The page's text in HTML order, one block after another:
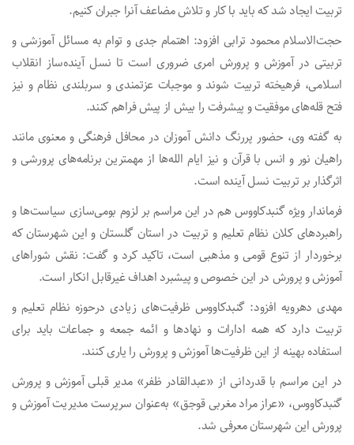
تربیت ایجاد شد که باید با کار و تلاش مضاعف آنرا جبران کنیم.
حجت‌الاسلام محمود ترابی افزود: اهتمام جدی و توام به مسائل آموزشی و
تربیتی در آموزش و پرورش امری ضروری است تا نسل آینده‌ساز انقلاب
اسلامی، فرهیخته تربیت شوند و موجبات عزتمندی و سربلندی نظام و نیز
فتح قله‌های موفقیت و پیشرفت را بیش از پیش فراهم کنند.
به گفته وی، حضور پررنگ دانش آموزان در محافل فرهنگی و معنوی مانند
راهیان نور و انس با قرآن و نیز ایام الله‌ها از مهمترین برنامه‌های پرورشی و
اثرگذار بر تربیت نسل آینده است.
فرماندار ویژه گنبدکاووس هم در این مراسم بر لزوم بومی‌سازی سیاست‌ها و
راهبردهای کلان نظام تعلیم و تربیت در استان گلستان و این شهرستان که
برخوردار از تنوع قومی و مذهبی است، تاکید کرد و گفت: نقش شوراهای
آموزش و پرورش در این خصوص و پیشبرد اهداف غیرقابل انکار است.
مهدی دهرویه افزود: گنبدکاووس ظرفیت‌های زیادی درحوزه نظام تعلیم و
تربیت دارد که همه ادارات و نهادها و ائمه جمعه و جماعات باید برای
استفاده بهینه از این ظرفیت‌ها آموزش و پرورش را یاری کنند.
در این مراسم با قدردانی از «عبدالقادر ظفر» مدیر قبلی آموزش و پرورش
گنبدکاووس، «عراز مراد مغربی قوجق» به‌عنوان سرپرست مدیریت آموزش و
پرورش این شهرستان معرفی شد.